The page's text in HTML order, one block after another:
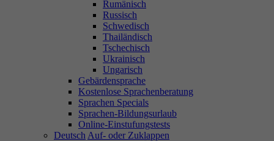
Rumänisch
Russisch
Schwedisch
Thailändisch
Tschechisch
Ukrainisch
Ungarisch
Gebärdensprache
Kostenlose Sprachenberatung
Sprachen Specials
Sprachen-Bildungsurlaub
Online-Einstufungstests
Deutsch Auf- oder Zuklappen